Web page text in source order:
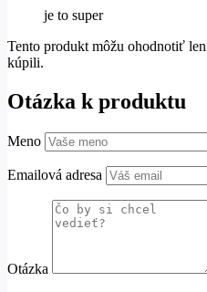
je to super
Tento produkt môžu ohodnotiť
kúpili.
Otázka k produktu
Meno
Emailová adresa
Otázka